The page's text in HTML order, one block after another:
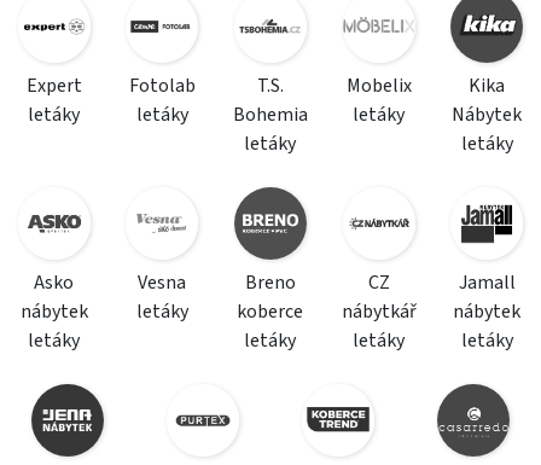
Expert
letáky
Fotolab
letáky
T.S.
Bohemia
letáky
Mobelix
letáky
Kika
Nábytek
letáky
Asko
nábytek
letáky
Vesna
letáky
Breno
koberce
letáky
CZ
nábytkář
letáky
Jamall
nábytek
letáky